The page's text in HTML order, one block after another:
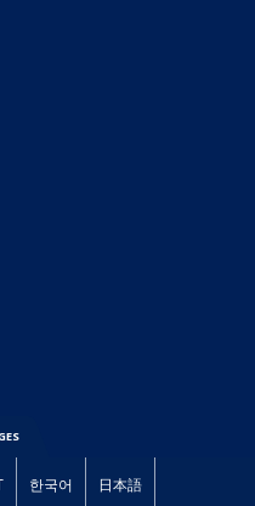
한국어 日本語